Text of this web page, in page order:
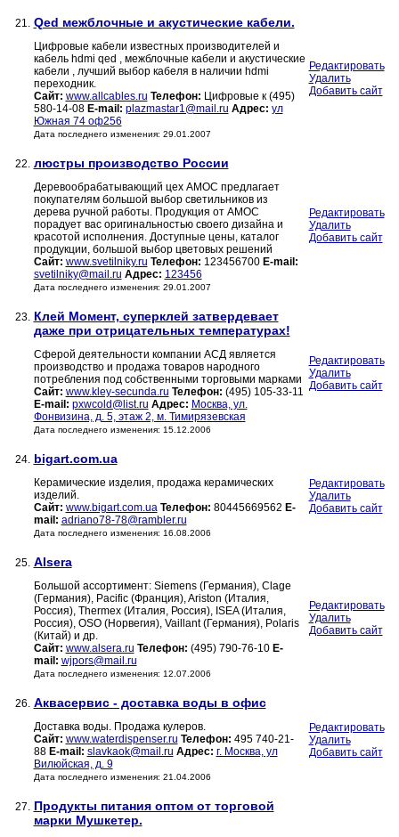
21. Qed межблочные и акустические кабели.
Цифровые кабели известных производителей и
кабель hdmi qed , межблочные кабели и акустические
кабели , лучший выбор кабеля в наличии hdmi
переходник.
Сайт: www.allcables.ru Телефон: Цифровые к (495)
580-14-08 E-mail: plazmastar1@mail.ru Адрес: ул
Южная 74 оф256
Дата последнего изменения: 29.01.2007
Редактировать
Удалить
Добавить сайт
22. люстры производство России
Деревообрабатывающий цех АМОС предлагает
покупателям большой выбор светильников из
дерева ручной работы. Продукция от АМОС
порадует вас оригинальностью своего дизайна и
красотой исполнения. Доступные цены, каталог
продукции, большой выбор цветовых решений
Сайт: www.svetilniky.ru Телефон: 123456700 E-mail:
svetilniky@mail.ru Адрес: 123456
Дата последнего изменения: 29.01.2007
Редактировать
Удалить
Добавить сайт
23. Клей Момент, суперклей затвердевает
даже при отрицательных температурах!
Сферой деятельности компании АСД является
производство и продажа товаров народного
потребления под собственными торговыми марками
Сайт: www.kley-secunda.ru Телефон: (495) 105-33-11
E-mail: pxwcold@list.ru Адрес: Москва, ул.
Фонвизина, д. 5, этаж 2, м. Тимирязевская
Дата последнего изменения: 15.12.2006
Редактировать
Удалить
Добавить сайт
24. bigart.com.ua
Керамические изделия, продажа керамических
изделий.
Сайт: www.bigart.com.ua Телефон: 80445669562 E-
mail: adriano78-78@rambler.ru
Дата последнего изменения: 16.08.2006
Редактировать
Удалить
Добавить сайт
25. Alsera
Большой ассортимент: Siemens (Германия), Clage
(Германия), Pacific (Франция), Ariston (Италия,
Россия), Thermex (Италия, Россия), ISEA (Италия,
Россия), OSO (Норвегия), Vaillant (Германия), Polaris
(Китай) и др.
Сайт: www.alsera.ru Телефон: (495) 790-76-10 E-
mail: wjpors@mail.ru
Дата последнего изменения: 12.07.2006
Редактировать
Удалить
Добавить сайт
26. Аквасервис - доставка воды в офис
Доставка воды. Продажа кулеров.
Сайт: www.waterdispenser.ru Телефон: 495 740-21-
88 E-mail: slavkaok@mail.ru Адрес: г. Москва, ул
Вилюйская, д. 9
Дата последнего изменения: 21.04.2006
Редактировать
Удалить
Добавить сайт
27. Продукты питания оптом от торговой
марки Мушкетер.